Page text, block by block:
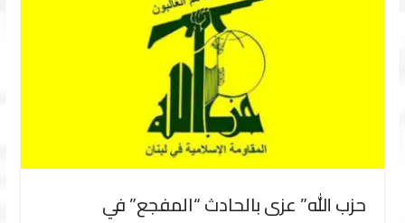
حزب الله” عزى بالحادث “المفجع” في